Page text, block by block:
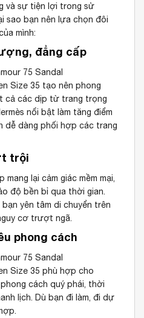
và sự tiện lợi trong sử
sao bạn nên lựa chọn đôi
mình:
đẳng cấp
75 Sandal
Size 35 tạo nên phong
cả các dịp từ trang trọng
nổi bật làm tăng điểm
dễ dàng phối hợp các trang
trội
lại cảm giác mềm mại,
độ bền bỉ qua thời gian.
yên tâm di chuyển trên
cơ trượt ngã.
phong cách
75 Sandal
Size 35 phù hợp cho
cách quý phái, thời
lịch. Dù bạn đi làm, đi dự